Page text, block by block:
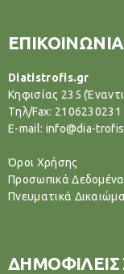
ΕΠΙΚΟΙΝΩΝΙΑ
Diatistrofis.gr
Κηφισίας 235
Tηλ/Fax: 2106230231
E-mail: info@dia-
Όροι Χρήσης
Προσωπικά Δεδομένα
Πνευματικά
ΔΗΜΟΦΙΛΕΙΣ